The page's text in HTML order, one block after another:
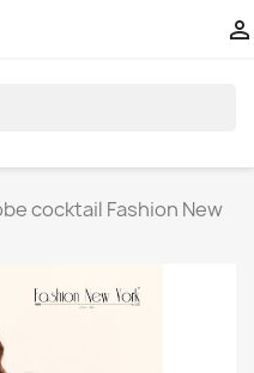

cocktail Fashion New